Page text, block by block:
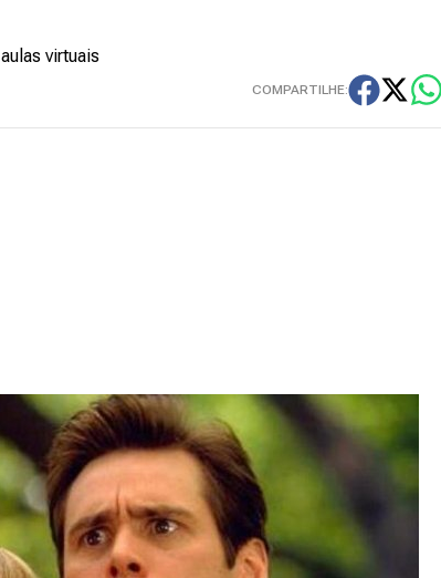
virtuais
COMPARTILHE: